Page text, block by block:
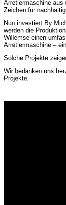
Arretiermaschine
Zeichen für
Nun investiert By
werden die
Willemse einen
Arretiermaschine –
Solche Projekte
Wir bedanken uns
Projekte.